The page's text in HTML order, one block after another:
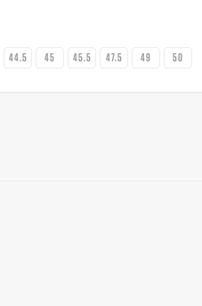
44.5 45 45.5 47.5 49 50